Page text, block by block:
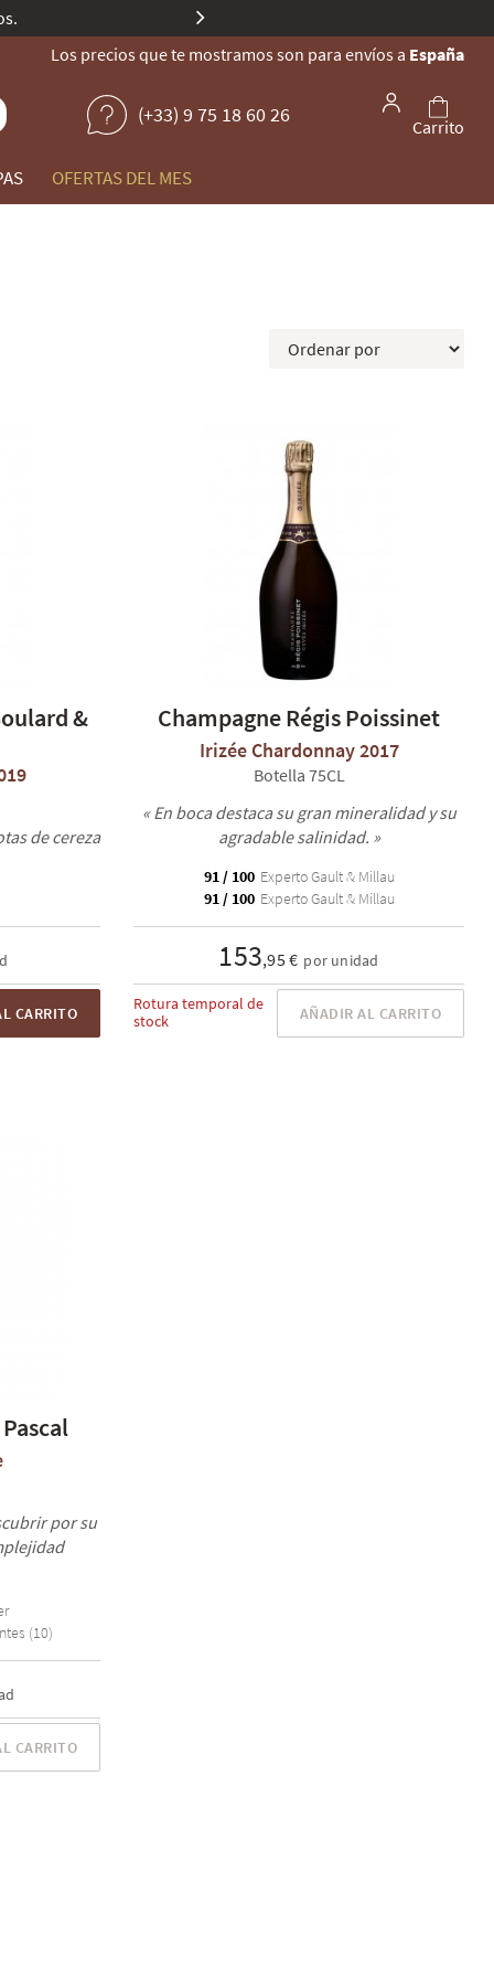
Gault & Millau.
Los precios que te mostramos son para envíos a España
(+33) 9 75 18 60 26
Carrito
OFERTAS DEL MES
&
de cereza
CARRITO
Champagne Régis Poissinet
Irizée Chardonnay 2017
Botella 75CL
« En boca destaca su gran mineralidad y su
agradable salinidad. »
91 / 100 Experto Gault & Millau
91 / 100 Experto Gault & Millau
153,95 € por unidad
Rotura temporal de
stock
AÑADIR AL CARRITO
por su
(10)
CARRITO